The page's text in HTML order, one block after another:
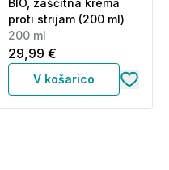
BIO, zaščitna krema
proti strijam (200 ml)
200 ml
29,99 €
V košarico